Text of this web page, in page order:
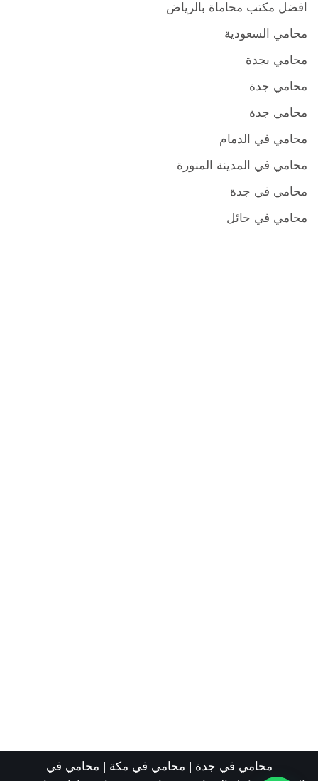
افضل مكتب محاماة بالرياض
محامي السعودية
محامي بجدة
محامي جدة
محامي جدة
محامي في الدمام
محامي في المدينة المنورة
محامي في جدة
محامي في حائل
محامي في جدة | محامي في مكة | محامي في